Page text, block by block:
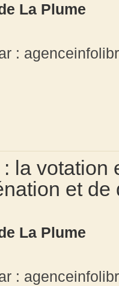
La Plume
:
la votation
et
La Plume
: